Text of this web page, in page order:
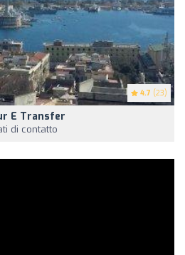
4.7 (23)
E Transfer
di contatto